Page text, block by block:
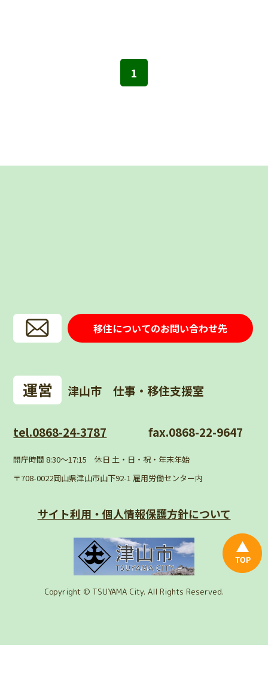
1
移住についてのお問い合わせ先
津山市 仕事・移住支援室
tel.0868-24-3787 fax.0868-22-9647
開庁時間 8:30〜17:15 休日 土・日・祝・年末年始
〒708-0022岡山県津山市山下92-1 雇用労働センター内
サイト利用・個人情報保護方針について
Copyright © TSUYAMA City. All Rights Reserved.